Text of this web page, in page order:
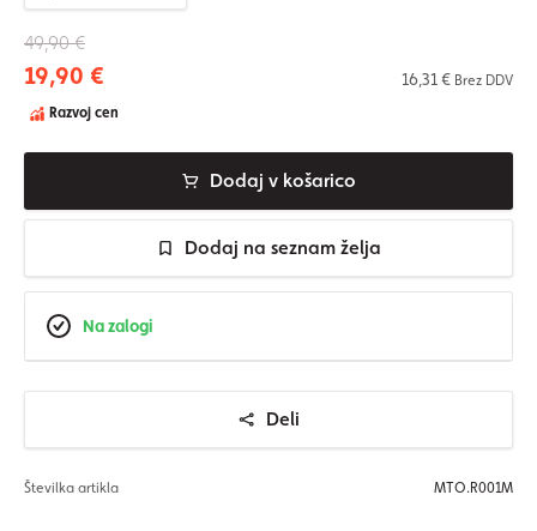
49,90 €
19,90 € 16,31 € Brez DDV
Razvoj cen
Dodaj v košarico
Dodaj na seznam želja
Na zalogi
Deli
Številka artikla MTO.R001M